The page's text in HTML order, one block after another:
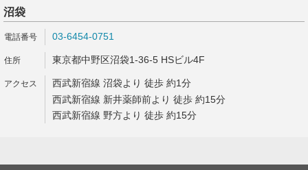
沼袋
03-6454-0751
東京都中野区沼袋1-36-5 HSビル4F
西武新宿線 沼袋より 徒歩 約1分
西武新宿線 新井薬師前より 徒歩 約15分
西武新宿線 野方より 徒歩 約15分